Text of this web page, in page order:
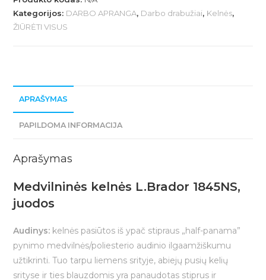
Darbinės
kelnės
Kategorijos: DARBO APRANGA, Darbo drabužiai, Kelnės,
ŽIŪRĖTI VISUS
APRAŠYMAS
PAPILDOMA INFORMACIJA
Aprašymas
Medvilninės kelnės L.Brador 1845NS,
juodos
Audinys: kelnės pasiūtos iš ypač stipraus „half-panama”
pynimo medvilnės/poliesterio audinio ilgaamžiškumu
užtikrinti. Tuo tarpu liemens srityje, abiejų pusių kelių
srityse ir ties blauzdomis yra panaudotas stiprus ir